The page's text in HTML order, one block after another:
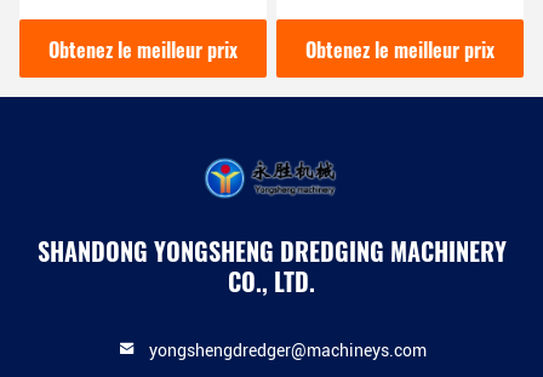
sable personnalisé
Obtenez le meilleur prix
une capacité solide de 760
Cbm/h
Obtenez le meilleur prix
SHANDONG YONGSHENG DREDGING MACHINERY
CO., LTD.
yongshengdredger@machineys.com